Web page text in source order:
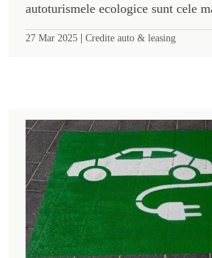
autoturismele ecologice sunt cele
27 Mar 2025 | Credite auto & leasing